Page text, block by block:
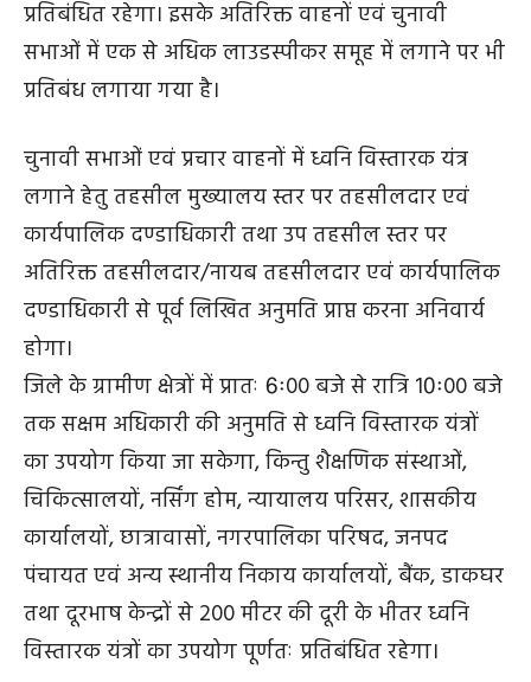
जाएगा। लंबे चोंगे वाले लाउडस्पीकरों का उपयोग पूर्णतः
प्रतिबंधित रहेगा। इसके अतिरिक्त वाहनों एवं चुनावी
सभाओं में एक से अधिक लाउडस्पीकर समूह में लगाने पर भी
प्रतिबंध लगाया गया है।
चुनावी सभाओं एवं प्रचार वाहनों में ध्वनि विस्तारक यंत्र
लगाने हेतु तहसील मुख्यालय स्तर पर तहसीलदार एवं
कार्यपालिक दण्डाधिकारी तथा उप तहसील स्तर पर
अतिरिक्त तहसीलदार/नायब तहसीलदार एवं कार्यपालिक
दण्डाधिकारी से पूर्व लिखित अनुमति प्राप्त करना अनिवार्य
होगा।
जिले के ग्रामीण क्षेत्रों में प्रातः 6ः00 बजे से रात्रि 10ः00 बजे
तक सक्षम अधिकारी की अनुमति से ध्वनि विस्तारक यंत्रों
का उपयोग किया जा सकेगा, किन्तु शैक्षणिक संस्थाओं,
चिकित्सालयों, नर्सिंग होम, न्यायालय परिसर, शासकीय
कार्यालयों, छात्रावासों, नगरपालिका परिषद, जनपद
पंचायत एवं अन्य स्थानीय निकाय कार्यालयों, बैंक, डाकघर
तथा दूरभाष केन्द्रों से 200 मीटर की दूरी के भीतर ध्वनि